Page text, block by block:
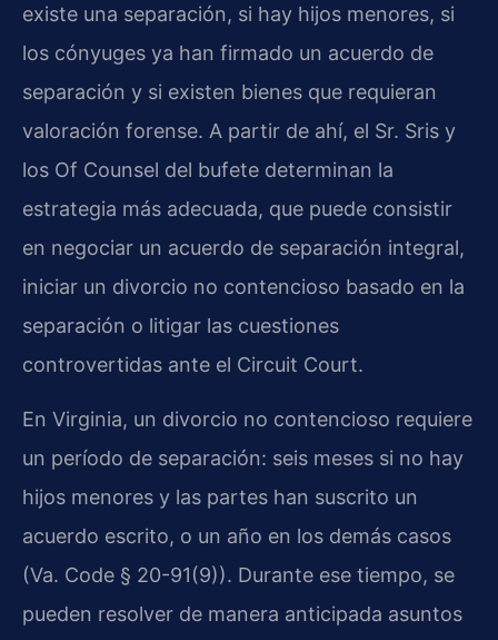
existe una separación, si hay hijos menores, si
los cónyuges ya han firmado un acuerdo de
separación y si existen bienes que requieran
valoración forense. A partir de ahí, el Sr. Sris y
los Of Counsel del bufete determinan la
estrategia más adecuada, que puede consistir
en negociar un acuerdo de separación integral,
iniciar un divorcio no contencioso basado en la
separación o litigar las cuestiones
controvertidas ante el Circuit Court.
En Virginia, un divorcio no contencioso requiere
un período de separación: seis meses si no hay
hijos menores y las partes han suscrito un
acuerdo escrito, o un año en los demás casos
(Va. Code § 20-91(9)). Durante ese tiempo, se
pueden resolver de manera anticipada asuntos